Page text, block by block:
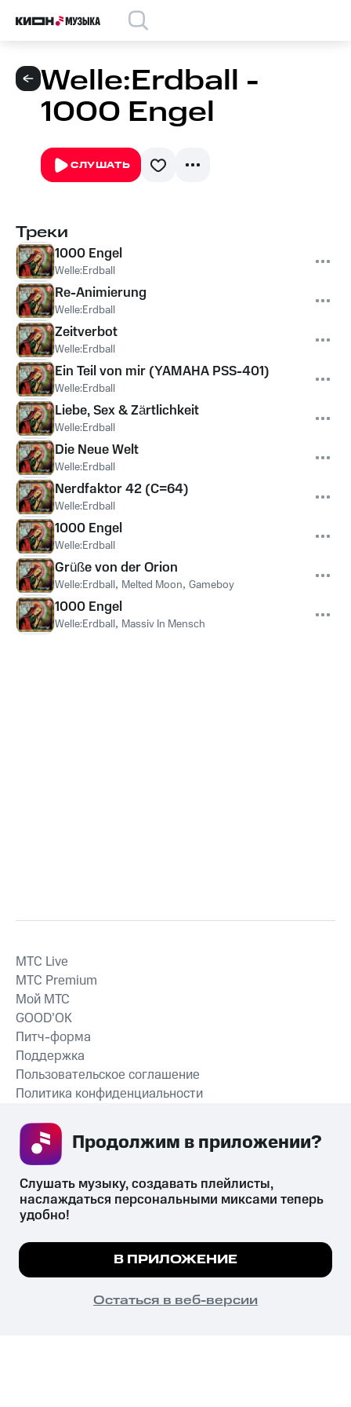
Welle:Erdball -
1000 Engel
СЛУШАТЬ
Треки
1000 Engel
Welle:Erdball
Re-Animierung
Welle:Erdball
Zeitverbot
Welle:Erdball
Ein Teil von mir (YAMAHA PSS-401)
Welle:Erdball
Liebe, Sex & Zärtlichkeit
Welle:Erdball
Die Neue Welt
Welle:Erdball
Nerdfaktor 42 (C=64)
Welle:Erdball
1000 Engel
Welle:Erdball
Grüße von der Orion
Welle:Erdball, Melted Moon, Gameboy
1000 Engel
Welle:Erdball, Massiv In Mensch
СКАЧАТЬ ПРИЛОЖЕНИЕ
MTС Live
MTС Premium
Мой МТС
GOOD’OK
Питч-форма
Поддержка
Пользовательское соглашение
Политика конфиденциальности
психотропных веществ, их аналогов причиняет вред здоровью,
их незаконный оборот запрещён и влечёт установленную
законодательством ответственность.
© 2026 ООО «КИОН».
Все права защищены
Мы используем куки, чтобы на сайте все
Подробнее
ПОНЯТНО
Слушать музыку, создавать плейлисты,
наслаждаться персональными миксами теперь
удобно!
В ПРИЛОЖЕНИЕ
Остаться в веб-версии